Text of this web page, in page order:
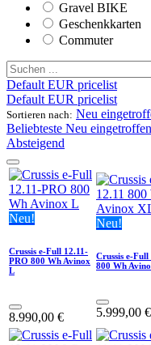
Gravel BIKE
Geschenkkarten
Commuter
Default EUR pricelist
Default EUR pricelist
Sortieren nach: Neu
Beliebteste Neu eingetroffen
Absteigend
Neu!
Crussis e-Full 12.11-
PRO 800 Wh Avinox
L
8.990,00 €
Neu!
Crussis e-Full
800 Wh
5.999,00 €